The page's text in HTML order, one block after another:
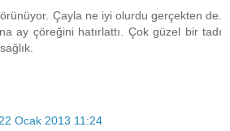
Çayla ne iyi olurdu gerçekten de.
ay çöreğini hatırlattı. Çok güzel bir tadı
22 Ocak 2013 11:24